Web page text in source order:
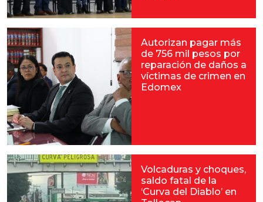
Autorizan pagar más
de 756 mil pesos por
reparación de daños a
víctimas de crimen en
Edomex
Volcaduras y choques,
saldo fatal de la
‘Curva del Diablo’ en